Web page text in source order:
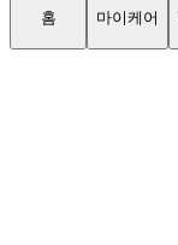
홈 마이케어